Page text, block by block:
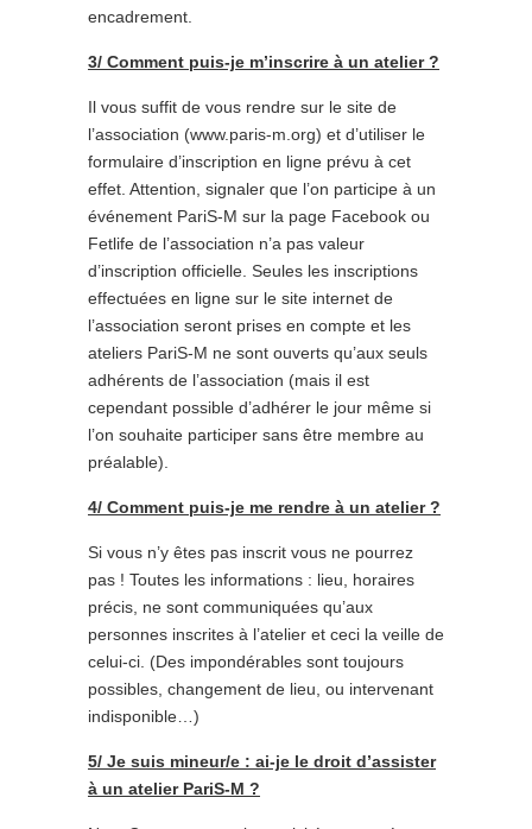
encadrement.
3/ Comment puis-je m’inscrire à un atelier ?
Il vous suffit de vous rendre sur le site de
l’association (www.paris-m.org) et d’utiliser le
formulaire d’inscription en ligne prévu à cet
effet. Attention, signaler que l’on participe à un
événement PariS-M sur la page Facebook ou
Fetlife de l’association n’a pas valeur
d’inscription officielle. Seules les inscriptions
effectuées en ligne sur le site internet de
l’association seront prises en compte et les
ateliers PariS-M ne sont ouverts qu’aux seuls
adhérents de l’association (mais il est
cependant possible d’adhérer le jour même si
l’on souhaite participer sans être membre au
préalable).
4/ Comment puis-je me rendre à un atelier ?
Si vous n’y êtes pas inscrit vous ne pourrez
pas ! Toutes les informations : lieu, horaires
précis, ne sont communiquées qu’aux
personnes inscrites à l’atelier et ceci la veille de
celui-ci. (Des impondérables sont toujours
possibles, changement de lieu, ou intervenant
indisponible…)
5/ Je suis mineur/e : ai-je le droit d’assister
à un atelier PariS-M ?